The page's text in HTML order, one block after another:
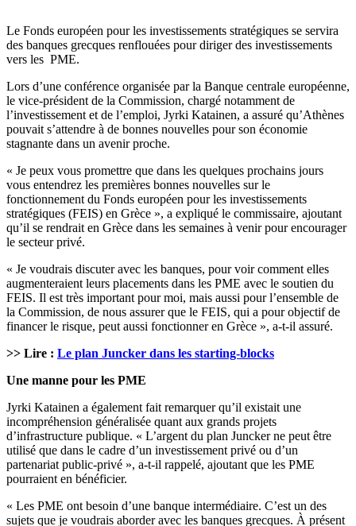
Le Fonds européen pour les investissements stratégiques se servira
des banques grecques renflouées pour diriger des investissements
vers les PME.
Lors d’une conférence organisée par la Banque centrale européenne,
le vice-président de la Commission, chargé notamment de
l’investissement et de l’emploi, Jyrki Katainen, a assuré qu’Athènes
pouvait s’attendre à de bonnes nouvelles pour son économie
stagnante dans un avenir proche.
« Je peux vous promettre que dans les quelques prochains jours
vous entendrez les premières bonnes nouvelles sur le
fonctionnement du Fonds européen pour les investissements
stratégiques (FEIS) en Grèce », a expliqué le commissaire, ajoutant
qu’il se rendrait en Grèce dans les semaines à venir pour encourager
le secteur privé.
« Je voudrais discuter avec les banques, pour voir comment elles
augmenteraient leurs placements dans les PME avec le soutien du
FEIS. Il est très important pour moi, mais aussi pour l’ensemble de
la Commission, de nous assurer que le FEIS, qui a pour objectif de
financer le risque, peut aussi fonctionner en Grèce », a-t-il assuré.
>> Lire : Le plan Juncker dans les starting-blocks
Une manne pour les PME
Jyrki Katainen a également fait remarquer qu’il existait une
incompréhension généralisée quant aux grands projets
d’infrastructure publique. « L’argent du plan Juncker ne peut être
utilisé que dans le cadre d’un investissement privé ou d’un
partenariat public-privé », a-t-il rappelé, ajoutant que les PME
pourraient en bénéficier.
« Les PME ont besoin d’une banque intermédiaire. C’est un des
sujets que je voudrais aborder avec les banques grecques. À présent